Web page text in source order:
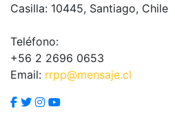
Casilla: 10445, Santiago, Chile
Teléfono:
+56 2 2696 0653
Email: rrpp@mensaje.cl